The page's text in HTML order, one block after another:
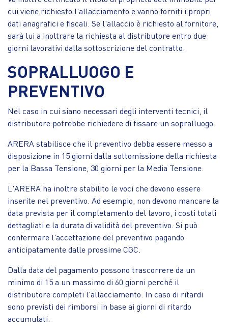
cui viene richiesto l'allacciamento e vanno forniti i propri
dati anagrafici e fiscali. Se l'allaccio è richiesto al fornitore,
sarà lui a inoltrare la richiesta al distributore entro due
giorni lavorativi dalla sottoscrizione del contratto.
SOPRALLUOGO E
PREVENTIVO
Nel caso in cui siano necessari degli interventi tecnici, il
distributore potrebbe richiedere di fissare un sopralluogo.
ARERA stabilisce che il preventivo debba essere messo a
disposizione in 15 giorni dalla sottomissione della richiesta
per la Bassa Tensione, 30 giorni per la Media Tensione.
L'ARERA ha inoltre stabilito le voci che devono essere
inserite nel preventivo. Ad esempio, non devono mancare la
data prevista per il completamento del lavoro, i costi totali
dettagliati e la durata di validità del preventivo. Si può
confermare l'accettazione del preventivo pagando
anticipatamente dalle prossime CGC.
Dalla data del pagamento possono trascorrere da un
minimo di 15 a un massimo di 60 giorni perché il
distributore completi l'allacciamento. In caso di ritardi
sono previsti dei rimborsi in base ai giorni di ritardo
accumulati.